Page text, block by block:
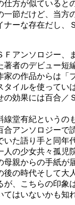
方が似ている
節だけど、当方
ーな存在だし、
アンソロジー、
著者のデビュー短
の作品からは「
イルを使って
効果には百合
堂有紀というの
アンソロジー
た語り手と同
の少女共々孤
親からの手紙が
の時代そして
、こちらの印象
はいないかも知